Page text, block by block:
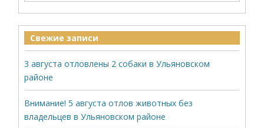
Свежие записи
3 августа отловлены 2 собаки в Ульяновском
районе
Внимание! 5 августа отлов животных без
владельцев в Ульяновском районе